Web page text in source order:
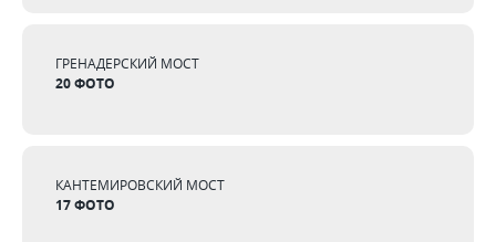
ГРЕНАДЕРСКИЙ МОСТ
20 ФОТО
КАНТЕМИРОВСКИЙ МОСТ
17 ФОТО